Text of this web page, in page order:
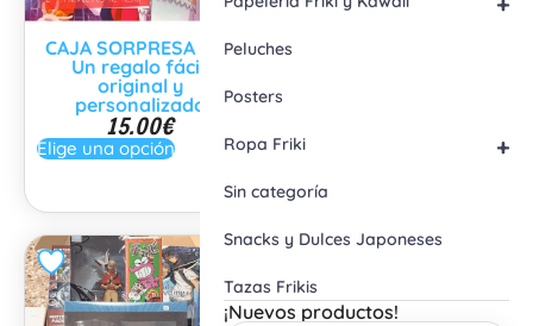
CAJA SORPRESA 15€:
Un regalo fácil,
original y
personalizado
15.00€
Elige una opción
Peluches
Posters
+
Ropa Friki
Sin categoría
Snacks y Dulces Japoneses
Tazas Frikis
¡Nuevos productos!